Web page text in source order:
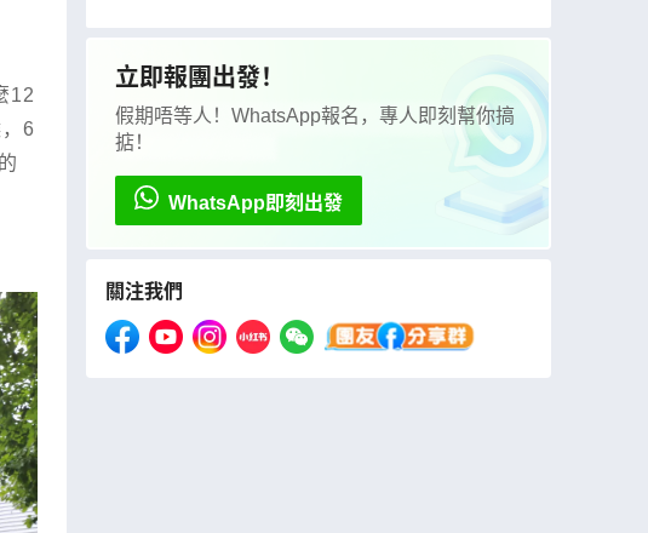
12
6
立即報團出發！
假期唔等人！WhatsApp報名，專人即刻幫你搞
掂！
WhatsApp即刻出發
關注我們